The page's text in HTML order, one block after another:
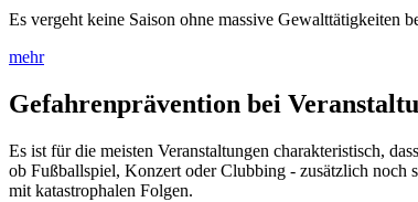
Es vergeht keine Saison ohne massive Gewalttätigkeiten
mehr
Gefahrenprävention bei
Es ist für die meisten Veranstaltungen charakteristisch,
ob Fußballspiel, Konzert oder Clubbing - zusätzlich noch
mit katastrophalen Folgen.